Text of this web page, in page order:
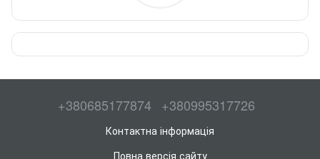
+380685177874 +380995317726
Контактна інформація
Повна версія сайту